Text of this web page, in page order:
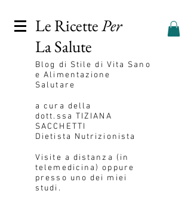
Le RicettePer
La Salute
Blog di Stile di Vita Sano
e Alimentazione
Salutare
a cura della
dott.ssa TIZIANA
SACCHETTI
Dietista Nutrizionista
Visite a distanza (in
telemedicina) oppure
presso uno dei miei
studi.